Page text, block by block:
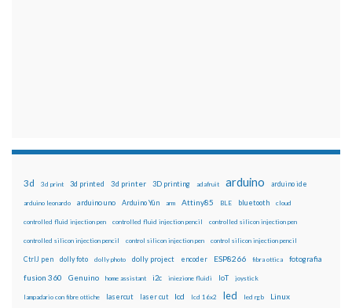
3d 3d print 3d printed 3d printer 3D printing adafruit arduino arduino ide
arduino leonardo arduino uno Arduino Yún arm Attiny85 BLE bluetooth cloud
controlled fluid injection pen controlled fluid injection pencil controlled silicon injection pen
controlled silicon injection pencil control silicon injection pen control silicon injection pencil
CtrlJ pen dolly foto dolly photo dolly project encoder ESP8266 fibra ottica fotografia
fusion 360 Genuino home assistant i2c iniezione fluidi IoT joystick
lampadario con fibre ottiche lasercut laser cut lcd lcd 16x2 led led rgb Linux